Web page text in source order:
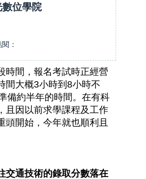
位學院
：
時間，報名考試時正經營
間大概3小時到8小時不
備約半年的時間。在有科
且因以前求學課程及工作
開始，今年就也順利且
通技術的錄取分數落在